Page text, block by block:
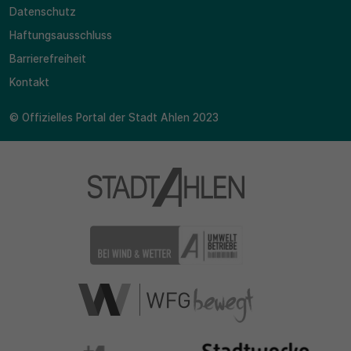
Datenschutz
Haftungsausschluss
Barrierefreiheit
Kontakt
© Offizielles Portal der Stadt Ahlen 2023
30 Minuten
Zweck
vorübergehende Daten des Besuchs zu speichern.